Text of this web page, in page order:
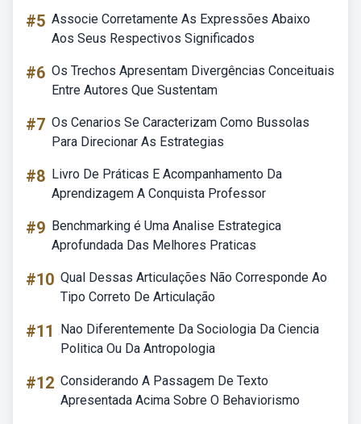
#5 Associe Corretamente As Expressões Abaixo
Aos Seus Respectivos Significados
#6 Os Trechos Apresentam Divergências Conceituais
Entre Autores Que Sustentam
#7 Os Cenarios Se Caracterizam Como Bussolas
Para Direcionar As Estrategias
#8 Livro De Práticas E Acompanhamento Da
Aprendizagem A Conquista Professor
#9 Benchmarking é Uma Analise Estrategica
Aprofundada Das Melhores Praticas
#10 Qual Dessas Articulações Não Corresponde Ao
Tipo Correto De Articulação
#11
Nao Diferentemente Da Sociologia Da Ciencia
Politica Ou Da Antropologia
#12 Considerando A Passagem De Texto
Apresentada Acima Sobre O Behaviorismo